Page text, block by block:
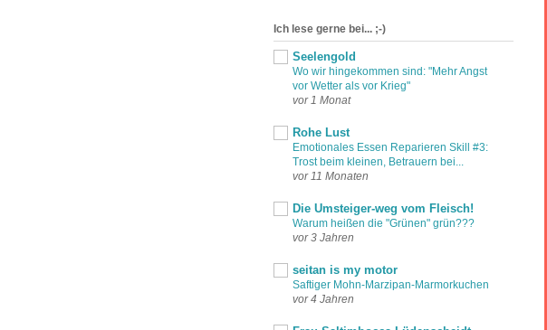
Ich lese gerne bei... ;-)
Seelengold
Wo wir hingekommen sind: "Mehr Angst
vor Wetter als vor Krieg"
vor 1 Monat
Rohe Lust
Emotionales Essen Reparieren Skill #3:
Trost beim kleinen, Betrauern bei...
vor 11 Monaten
Die Umsteiger-weg vom Fleisch!
Warum heißen die "Grünen" grün???
vor 3 Jahren
seitan is my motor
Saftiger Mohn-Marzipan-Marmorkuchen
vor 4 Jahren